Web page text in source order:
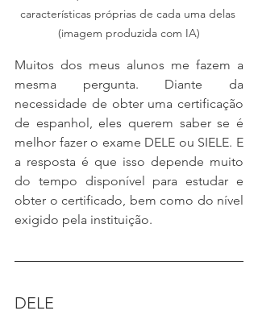
características próprias de cada uma delas
(imagem produzida com IA)
Muitos dos meus alunos me fazem a
mesma pergunta. Diante da
necessidade de obter uma certificação
de espanhol, eles querem saber se é
melhor fazer o exame DELE ou SIELE. E
a resposta é que isso depende muito
do tempo disponível para estudar e
obter o certificado, bem como do nível
exigido pela instituição.
DELE